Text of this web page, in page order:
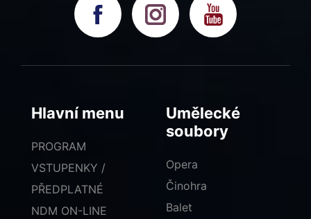
Hlavní menu
PROGRAM
VSTUPENKY /
PŘEDPLATNÉ
NDM ON-LINE
Umělecké
soubory
Opera
Činohra
Balet